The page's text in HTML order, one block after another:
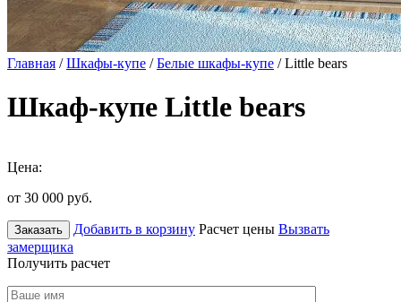
Главная /Шкафы-купе /Белые шкафы-купе / Little bears
Шкаф-купе Little bears
Цена:
от 30 000 руб.
Заказать Добавить в корзину Расчет цены Вызвать
замерщика
Получить расчет